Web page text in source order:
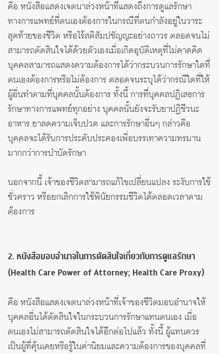
คือ หนังสือแสดงเจตนาล่วงหน้าที่แสดงถึงการดูแลรักษา
ทางการแพทย์ที่ตนเองต้องการในกรณีที่ตนกำลังอยู่ในวาระ
สุดท้ายของชีวิต หรือไร้สติสัมปชัญญะอย่างถาวร ตลอดจนไม่
สามารถตัดสินใจได้ด้วยตัวเองเมื่อเกิดอุบัติเหตุที่ไม่คาดคิด
บุคคลสามารถแสดงความต้องการได้ว่ากระบวนการรักษาใดที่
ตนเองต้องการหรือไม่ต้องการ ตลอดจนระบุได้ว่ากรณีใดที่ให้
ผู้อื่นทำตามที่บุคคลนั้นต้องการ ทั้งนี้ การที่บุคคลปฏิเสธการ
รักษาทางการแพทย์ทุกอย่าง บุคคลนั้นยังจะรับยาปฏิชีวนะ
อาหาร ยาลดความเจ็บปวด และการรักษาอื่นๆ กล่าวคือ
บุคคลจะได้รับการประคับประคองเพื่อบรรเทาความทรมาน
มากกว่าการบำบัดรักษา
นอกจากนี้ เจ้าของชีวิตสามารถแก้ไขเปลี่ยนแปลง ระงับการใช้
ชั่วคราว หรือยกเลิกการใช้พินัยกรรมชีวิตได้ตลอดเวลาตาม
ต้องการ
2. หนังสือมอบอำนาจในการตัดสินใจเกี่ยวกับการดูแลรักษา
(Health Care Power of Attorney; Health Care Proxy)
คือ หนังสือแสดงเจตนาล่วงหน้าที่เจ้าของชีวิตมอบอำนาจให้
บุคคลอื่นได้ตัดสินใจในกระบวนการรักษาแทนตนเอง เมื่อ
ตนเองไม่สามารถตัดสินใจได้อีกต่อไปแล้ว ทั้งนี้ ผู้แทนควร
เป็นผู้ที่คุ้นเคยหรือรู้ในค่านิยมและความต้องการของบุคคลที่